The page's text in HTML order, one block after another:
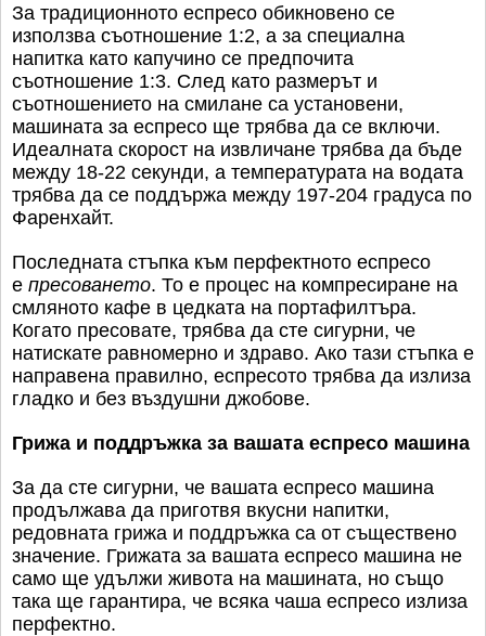
За традиционното еспресо обикновено се
използва съотношение 1:2, а за специална
напитка като капучино се предпочита
съотношение 1:3. След като размерът и
съотношението на смилане са установени,
машината за еспресо ще трябва да се включи.
Идеалната скорост на извличане трябва да бъде
между 18-22 секунди, а температурата на водата
трябва да се поддържа между 197-204 градуса по
Фаренхайт.
Последната стъпка към перфектното еспресо
е пресоването. То е процес на компресиране на
смляното кафе в цедката на портафилтъра.
Когато пресовате, трябва да сте сигурни, че
натискате равномерно и здраво. Ако тази стъпка е
направена правилно, еспресото трябва да излиза
гладко и без въздушни джобове.
Грижа и поддръжка за вашата еспресо машина
За да сте сигурни, че вашата еспресо машина
продължава да приготвя вкусни напитки,
редовната грижа и поддръжка са от съществено
значение. Грижата за вашата еспресо машина не
само ще удължи живота на машината, но също
така ще гарантира, че всяка чаша еспресо излиза
перфектно.